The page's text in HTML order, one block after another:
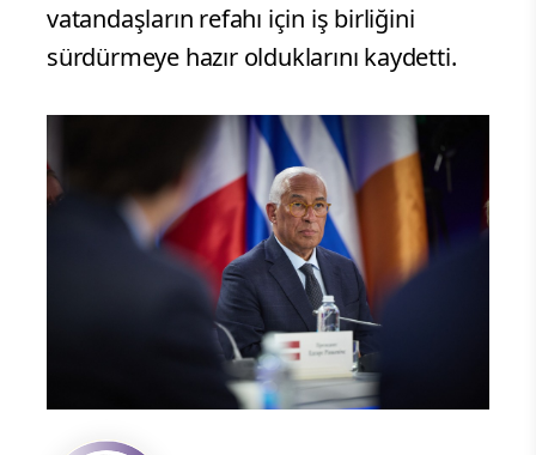
vatandaşların refahı için iş birliğini
sürdürmeye hazır olduklarını kaydetti.